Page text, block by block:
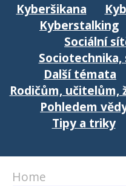
Kyberšikana
Kyberstalking
Sociální
Další témata
Rodičům, učitelům,
Pohledem
Tipy a triky
Home